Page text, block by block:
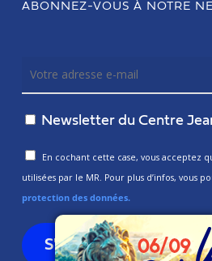
ABONNEZ-VOUS À NOTRE
Newsletter du Centre
En cochant cette case, vous acceptez
utilisées par le MR. Pour plus d’infos, vous
protection des données.